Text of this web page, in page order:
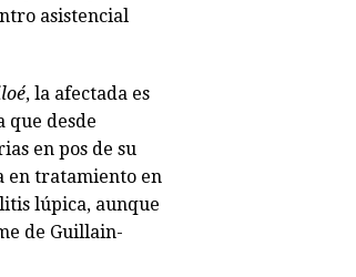
asistencial
, la afectada es
que desde
en pos de su
en tratamiento en
lúpica, aunque
de Guillain-